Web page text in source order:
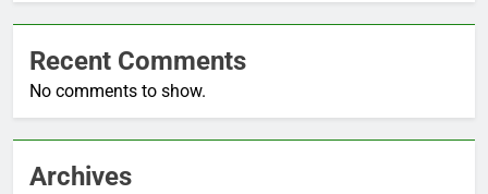
Recent Comments
No comments to show.
Archives